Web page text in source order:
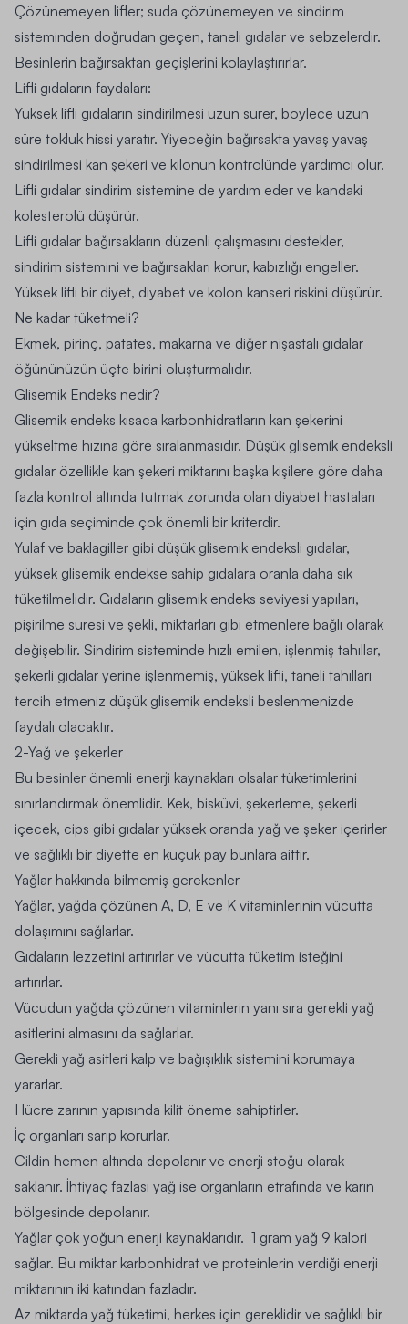
Çözünemeyen lifler; suda çözünemeyen ve sindirim
sisteminden doğrudan geçen, taneli gıdalar ve sebzelerdir.
Besinlerin bağırsaktan geçişlerini kolaylaştırırlar.
Lifli gıdaların faydaları:
Yüksek lifli gıdaların sindirilmesi uzun sürer, böylece uzun
süre tokluk hissi yaratır. Yiyeceğin bağırsakta yavaş yavaş
sindirilmesi kan şekeri ve kilonun kontrolünde yardımcı olur.
Lifli gıdalar sindirim sistemine de yardım eder ve kandaki
kolesterolü düşürür.
Lifli gıdalar bağırsakların düzenli çalışmasını destekler,
sindirim sistemini ve bağırsakları korur, kabızlığı engeller.
Yüksek lifli bir diyet, diyabet ve kolon kanseri riskini düşürür.
Ne kadar tüketmeli?
Ekmek, pirinç, patates, makarna ve diğer nişastalı gıdalar
öğününüzün üçte birini oluşturmalıdır.
Glisemik Endeks nedir?
Glisemik endeks kısaca karbonhidratların kan şekerini
yükseltme hızına göre sıralanmasıdır. Düşük glisemik endeksli
gıdalar özellikle kan şekeri miktarını başka kişilere göre daha
fazla kontrol altında tutmak zorunda olan diyabet hastaları
için gıda seçiminde çok önemli bir kriterdir.
Yulaf ve baklagiller gibi düşük glisemik endeksli gıdalar,
yüksek glisemik endekse sahip gıdalara oranla daha sık
tüketilmelidir. Gıdaların glisemik endeks seviyesi yapıları,
pişirilme süresi ve şekli, miktarları gibi etmenlere bağlı olarak
değişebilir. Sindirim sisteminde hızlı emilen, işlenmiş tahıllar,
şekerli gıdalar yerine işlenmemiş, yüksek lifli, taneli tahılları
tercih etmeniz düşük glisemik endeksli beslenmenizde
faydalı olacaktır.
2-Yağ ve şekerler
Bu besinler önemli enerji kaynakları olsalar tüketimlerini
sınırlandırmak önemlidir. Kek, bisküvi, şekerleme, şekerli
içecek, cips gibi gıdalar yüksek oranda yağ ve şeker içerirler
ve sağlıklı bir diyette en küçük pay bunlara aittir.
Yağlar hakkında bilmemiş gerekenler
Yağlar, yağda çözünen A, D, E ve K vitaminlerinin vücutta
dolaşımını sağlarlar.
Gıdaların lezzetini artırırlar ve vücutta tüketim isteğini
artırırlar.
Vücudun yağda çözünen vitaminlerin yanı sıra gerekli yağ
asitlerini almasını da sağlarlar.
Gerekli yağ asitleri kalp ve bağışıklık sistemini korumaya
yararlar.
Hücre zarının yapısında kilit öneme sahiptirler.
İç organları sarıp korurlar.
Cildin hemen altında depolanır ve enerji stoğu olarak
saklanır. İhtiyaç fazlası yağ ise organların etrafında ve karın
bölgesinde depolanır.
Yağlar çok yoğun enerji kaynaklarıdır. 1 gram yağ 9 kalori
sağlar. Bu miktar karbonhidrat ve proteinlerin verdiği enerji
miktarının iki katından fazladır.
Az miktarda yağ tüketimi, herkes için gereklidir ve sağlıklı bir